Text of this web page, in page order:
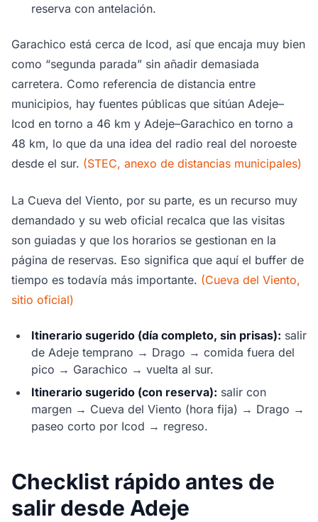
reserva con antelación.
Garachico está cerca de Icod, así que encaja muy bien
como “segunda parada” sin añadir demasiada
carretera. Como referencia de distancia entre
municipios, hay fuentes públicas que sitúan Adeje–
Icod en torno a 46 km y Adeje–Garachico en torno a
48 km, lo que da una idea del radio real del noroeste
desde el sur. (STEC, anexo de distancias municipales)
La Cueva del Viento, por su parte, es un recurso muy
demandado y su web oficial recalca que las visitas
son guiadas y que los horarios se gestionan en la
página de reservas. Eso significa que aquí el buffer de
tiempo es todavía más importante. (Cueva del Viento,
sitio oficial)
Itinerario sugerido (día completo, sin prisas): salir
de Adeje temprano → Drago → comida fuera del
pico → Garachico → vuelta al sur.
Itinerario sugerido (con reserva): salir con
margen → Cueva del Viento (hora fija) → Drago →
paseo corto por Icod → regreso.
Checklist rápido antes de
salir desde Adeje